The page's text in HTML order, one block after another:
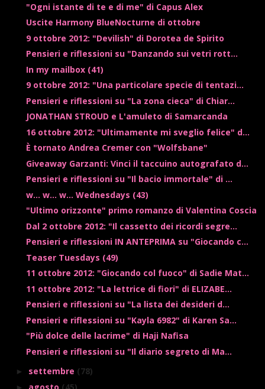
"Ogni istante di te e di me" di Capus Alex
Uscite Harmony BlueNocturne di ottobre
9 ottobre 2012: "Devilish" di Dorotea de Spirito
Pensieri e riflessioni su "Danzando sui vetri rott...
In my mailbox (41)
9 ottobre 2012: "Una particolare specie di tentazi...
Pensieri e riflessioni su "La zona cieca" di Chiar...
JONATHAN STROUD e L'amuleto di Samarcanda
16 ottobre 2012: "Ultimamente mi sveglio felice" d...
È tornato Andrea Cremer con "Wolfsbane"
Giveaway Garzanti: Vinci il taccuino autografato d...
Pensieri e riflessioni su "Il bacio immortale" di ...
w... w... w... Wednesdays (43)
"Ultimo orizzonte" primo romanzo di Valentina Coscia
Dal 2 ottobre 2012: "Il cassetto dei ricordi segre...
Pensieri e riflessioni IN ANTEPRIMA su "Giocando c...
Teaser Tuesdays (49)
11 ottobre 2012: "Giocando col fuoco" di Sadie Mat...
11 ottobre 2012: "La lettrice di fiori" di ELIZABE...
Pensieri e riflessioni su "La lista dei desideri d...
Pensieri e riflessioni su "Kayla 6982" di Karen Sa...
"Più dolce delle lacrime" di Haji Nafisa
Pensieri e riflessioni su "Il diario segreto di Ma...
► settembre (78)
►